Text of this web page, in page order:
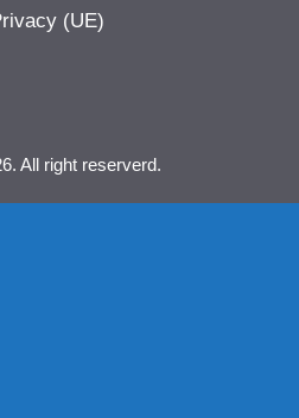
(UE)
All right reserverd.